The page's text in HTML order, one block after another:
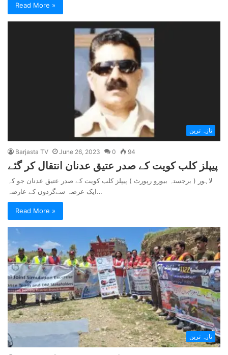
Read More »
تازہ ترین
Barjasta TV June 26, 2023 0 94
پیپلز کلب کویت کے صدر عتیق عدنان انتقال کر گئے
لاہور ( برجستہ بیورو رپورٹ ) پیپلز کلب کویت کے صدر عتیق عدنان جو کہ
ایک عرصہ سےگردوں کے عارضہ…
Read More »
تازہ ترین